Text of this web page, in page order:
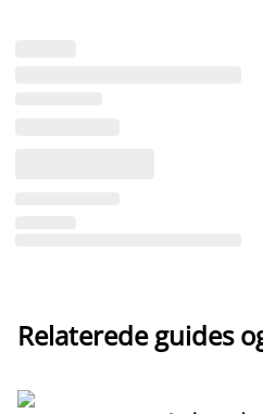
Relaterede guides